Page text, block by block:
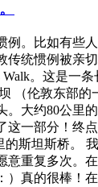
例。比如有些
传统惯例被亲
Walk。这是一
（伦敦东部的
。大约80公里
一部分！终
的斯坦斯桥。
意重复多次。
）真的很棒！